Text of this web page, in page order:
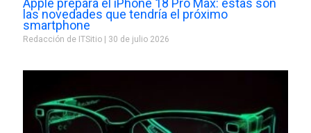
Apple prepara el iPhone 18 Pro Max: estas son
las novedades que tendría el próximo
smartphone
Redacción de ITSitio 30 de julio 2026